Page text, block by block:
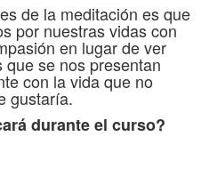
de la meditación es que
por nuestras vidas con
en lugar de ver
se nos presentan
con la vida que no
gustaría.
durante el curso?
budista y desde las